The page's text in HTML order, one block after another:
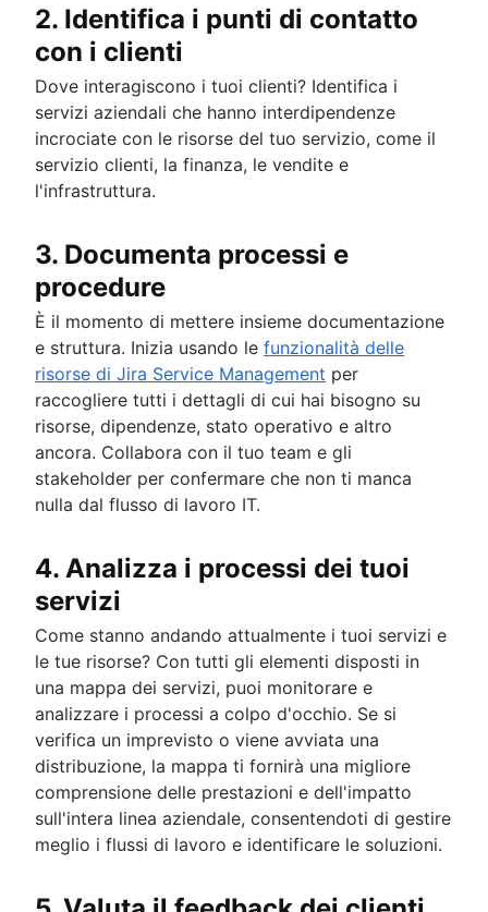
2. Identifica i punti di contatto
con i clienti
Dove interagiscono i tuoi clienti? Identifica i
servizi aziendali che hanno interdipendenze
incrociate con le risorse del tuo servizio, come il
servizio clienti, la finanza, le vendite e
l'infrastruttura.
3. Documenta processi e
procedure
È il momento di mettere insieme documentazione
e struttura. Inizia usando le funzionalità delle
risorse di Jira Service Management per
raccogliere tutti i dettagli di cui hai bisogno su
risorse, dipendenze, stato operativo e altro
ancora. Collabora con il tuo team e gli
stakeholder per confermare che non ti manca
nulla dal flusso di lavoro IT.
4. Analizza i processi dei tuoi
servizi
Come stanno andando attualmente i tuoi servizi e
le tue risorse? Con tutti gli elementi disposti in
una mappa dei servizi, puoi monitorare e
analizzare i processi a colpo d'occhio. Se si
verifica un imprevisto o viene avviata una
distribuzione, la mappa ti fornirà una migliore
comprensione delle prestazioni e dell'impatto
sull'intera linea aziendale, consentendoti di gestire
meglio i flussi di lavoro e identificare le soluzioni.